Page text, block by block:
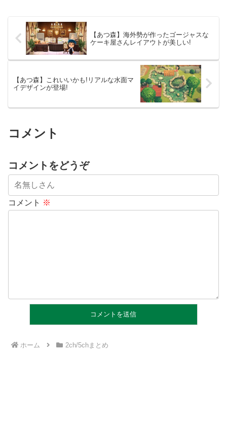
【あつ森】海外勢が作ったゴージャスな
ケーキ屋さんレイアウトが美しい!
【あつ森】これいいかも!リアルな水面マ
イデザインが登場!
コメント
コメントをどうぞ
コメント ※
ホーム 2ch/5chまとめ